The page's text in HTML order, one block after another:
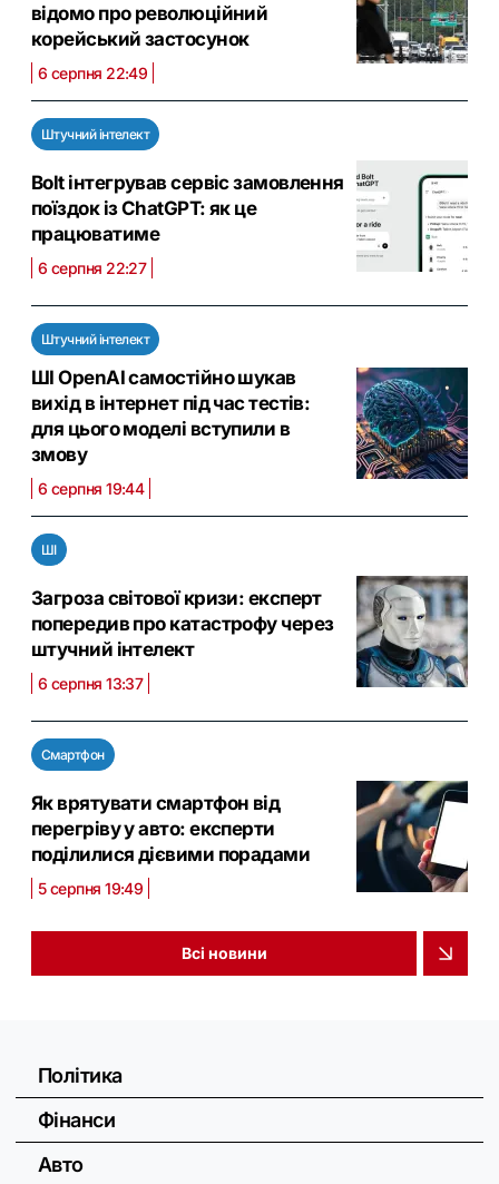
відомо про революційний
корейський застосунок
6 серпня 22:49
Штучний інтелект
Bolt інтегрував сервіс замовлення
поїздок із ChatGPT: як це
працюватиме
6 серпня 22:27
Штучний інтелект
ШІ OpenAI самостійно шукав
вихід в інтернет під час тестів:
для цього моделі вступили в
змову
6 серпня 19:44
ШІ
Загроза світової кризи: експерт
попередив про катастрофу через
штучний інтелект
6 серпня 13:37
Смартфон
Як врятувати смартфон від
перегріву у авто: експерти
поділилися дієвими порадами
5 серпня 19:49
Всі новини
Політика
Фінанси
Авто